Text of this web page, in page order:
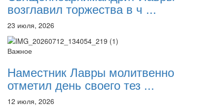
возглавил торжества в ч ...
23 июля, 2026
Важное
Наместник Лавры молитвенно
отметил день своего тез ...
12 июля, 2026